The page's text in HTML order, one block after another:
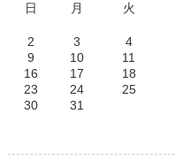
日
月 火
2
3 4
9
10 11
16
17 18
23
24 25
30
31